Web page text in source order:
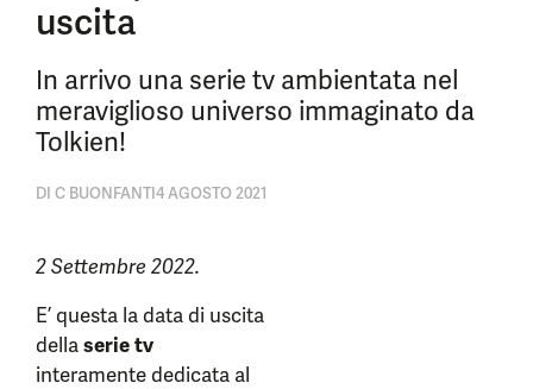
uscita
In arrivo una serie tv ambientata nel
meraviglioso universo immaginato da
Tolkien!
DI C BUONFANTI4 AGOSTO 2021
2 Settembre 2022.
E’ questa la data di uscita
dellaserie tv
interamente dedicata al